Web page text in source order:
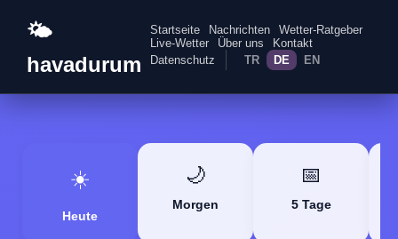
🌤️
havadurum
Startseite Nachrichten
Wetter-Ratgeber
Live-Wetter
Über uns
Kontakt
Datenschutz
TR DE EN
☀️
Heute
🌙
Morgen
📅
5 Tage